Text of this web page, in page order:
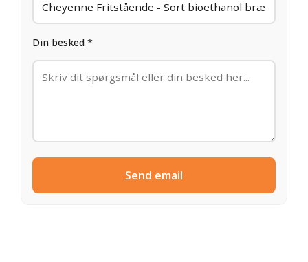
Din besked *
Send email